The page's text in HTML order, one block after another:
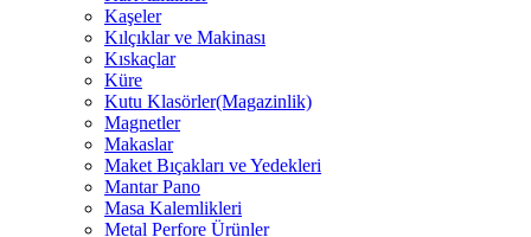
Kaşeler
Kılçıklar ve Makinası
Kıskaçlar
Küre
Kutu Klasörler(Magazinlik)
Magnetler
Makaslar
Maket Bıçakları ve Yedekleri
Mantar Pano
Masa Kalemlikleri
Metal Perfore Ürünler